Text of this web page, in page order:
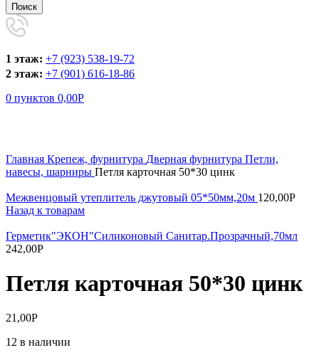
Поиск
1 этаж: +7 (923) 538-19-72
2 этаж: +7 (901) 616-18-86
0 пунктов 0,00Р
Главная Крепеж, фурнитура Дверная фурнитура Петли,
навесы, шарниры Петля карточная 50*30 цинк
Межвенцовый утеплитель джутовый 05*50мм,20м 120,00Р
Назад к товарам
Герметик"ЭКОН"Силиконовый Санитар.Прозрачный,70мл
242,00Р
Петля карточная 50*30 цинк
21,00Р
12 в наличии